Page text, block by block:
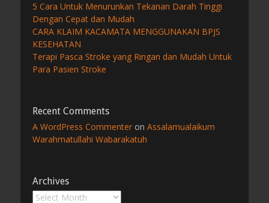
5 Cara Untuk Menurunkan Tekanan Darah Tinggi
Dengan Cepat dan Mudah
CARA KLAIM KACAMATA MENGGUNAKAN BPJS
KESEHATAN
Terapi Pasca Stroke yang Ringan dan Mudah Untuk
Para Pasien Stroke
Recent Comments
A WordPress Commenter on Assalamualaikum
Warahmatullahi Wabarakatuh
Archives
Archives